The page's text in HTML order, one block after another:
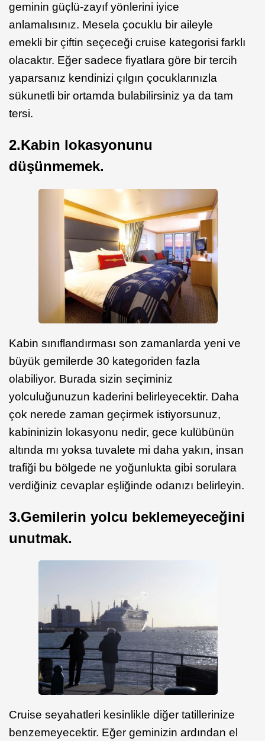
geminin güçlü-zayıf yönlerini iyice
anlamalısınız. Mesela çocuklu bir aileyle
emekli bir çiftin seçeceği cruise kategorisi farklı
olacaktır. Eğer sadece fiyatlara göre bir tercih
yaparsanız kendinizi çılgın çocuklarınızla
sükunetli bir ortamda bulabilirsiniz ya da tam
tersi.
2.Kabin lokasyonunu
düşünmemek.
Kabin sınıflandırması son zamanlarda yeni ve
büyük gemilerde 30 kategoriden fazla
olabiliyor. Burada sizin seçiminiz
yolculuğunuzun kaderini belirleyecektir. Daha
çok nerede zaman geçirmek istiyorsunuz,
kabininizin lokasyonu nedir, gece kulübünün
altında mı yoksa tuvalete mi daha yakın, insan
trafiği bu bölgede ne yoğunlukta gibi sorulara
verdiğiniz cevaplar eşliğinde odanızı belirleyin.
3.Gemilerin yolcu beklemeyeceğini
unutmak.
Cruise seyahatleri kesinlikle diğer tatillerinize
benzemeyecektir. Eğer geminizin ardından el